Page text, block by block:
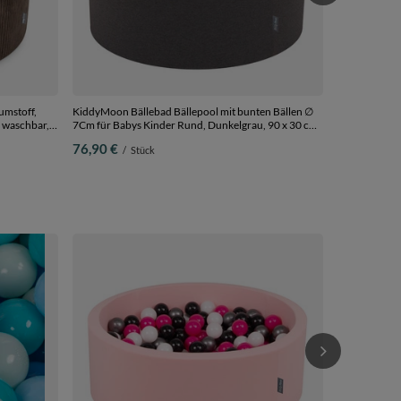
KiddyMoon Bällebad Bällepool mit bunten Bällen ∅
7Cm für Babys Kinder Rund, Dunkelgrau, 90 x 30 cm
76,90 € / Stück